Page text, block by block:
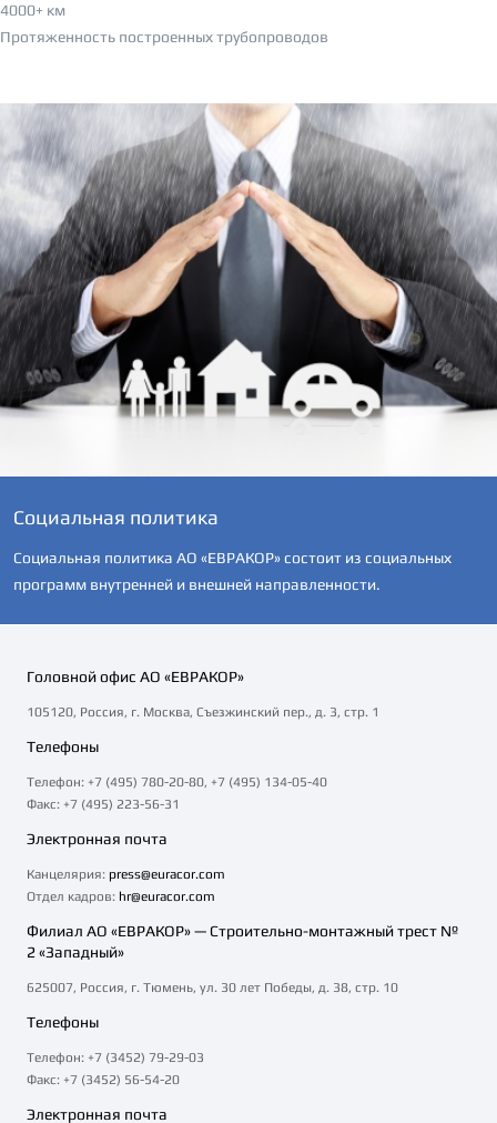
4000+ км
Протяженность построенных трубопроводов
Социальная политика
Социальная политика АО «ЕВРАКОР» состоит из социальных
программ внутренней и внешней направленности.
Головной офис АО «ЕВРАКОР»
105120, Россия, г. Москва, Съезжинский пер., д. 3, стр. 1
Телефоны
Телефон: +7 (495) 780-20-80, +7 (495) 134-05-40
Факс: +7 (495) 223-56-31
Электронная почта
Канцелярия: press@euracor.com
Отдел кадров: hr@euracor.com
Филиал АО «ЕВРАКОР» — Строительно-монтажный трест №
2 «Западный»
625007, Россия, г. Тюмень, ул. 30 лет Победы, д. 38, стр. 10
Телефоны
Телефон: +7 (3452) 79-29-03
Факс: +7 (3452) 56-54-20
Электронная почта